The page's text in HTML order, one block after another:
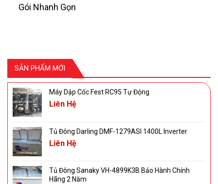
SẢN PHẨM MỚI
Máy Dập Cốc Fest RC95 Tự Động
Liên Hệ
Tủ Đông Darling DMF-1279ASI 1400L Inverter
Liên Hệ
Tủ Đông Sanaky VH-4899K3B Bảo Hành Chính
Hãng 2 Năm
Gói Nhanh Gọn